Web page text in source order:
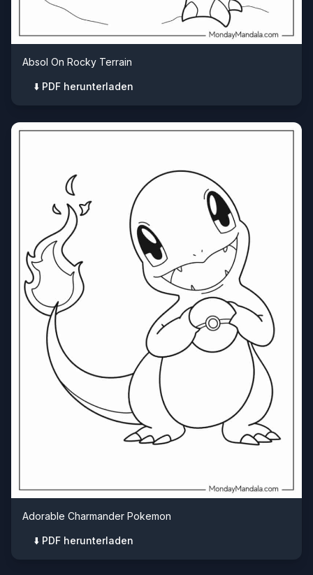
Absol On Rocky Terrain
⬇️ PDF herunterladen
Adorable Charmander Pokemon
⬇️ PDF herunterladen